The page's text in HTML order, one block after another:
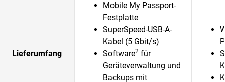
Lieferumfang
Mobile My Passport-
Festplatte
SuperSpeed-USB-A-
Kabel (5 Gbit/s)
Software2 für
Geräteverwaltung und
Backups mit